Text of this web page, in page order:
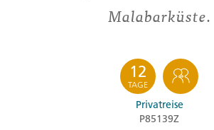
Malabarküste.
12
TAGE
Privatreise
P85139Z